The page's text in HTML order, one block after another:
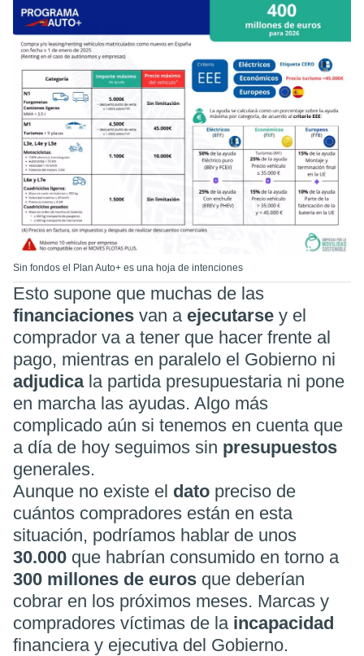
Sin fondos el Plan Auto+ es una hoja de intenciones
Esto supone que muchas de las
financiaciones van a ejecutarse y el
comprador va a tener que hacer frente al
pago, mientras en paralelo el Gobierno ni
adjudica la partida presupuestaria ni pone
en marcha las ayudas. Algo más
complicado aún si tenemos en cuenta que
a día de hoy seguimos sin presupuestos
generales.
Aunque no existe el dato preciso de
cuántos compradores están en esta
situación, podríamos hablar de unos
30.000 que habrían consumido en torno a
300 millones de euros que deberían
cobrar en los próximos meses. Marcas y
compradores víctimas de la incapacidad
financiera y ejecutiva del Gobierno.